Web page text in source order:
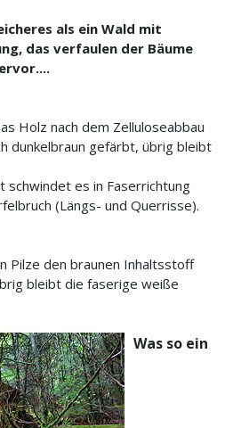
als ein Wald mit
das verfaulen der Bäume
Holz nach dem Zelluloseabbau
dunkelbraun gefärbt, übrig bleibt
schwindet es in Faserrichtung
(Längs- und Querrisse).
Pilze den braunen Inhaltsstoff
bleibt die faserige weiße
Was so ein